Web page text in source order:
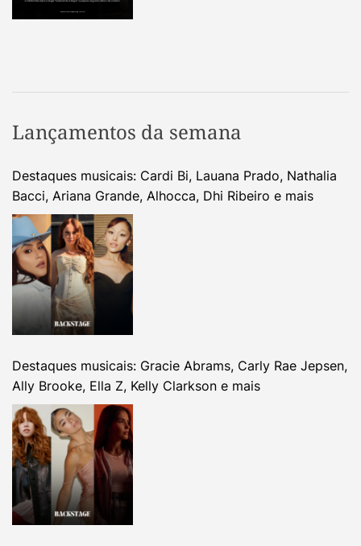
Lançamentos da semana
Destaques musicais: Cardi Bi, Lauana Prado, Nathalia
Bacci, Ariana Grande, Alhocca, Dhi Ribeiro e mais
Destaques musicais: Gracie Abrams, Carly Rae Jepsen,
Ally Brooke, Ella Z, Kelly Clarkson e mais